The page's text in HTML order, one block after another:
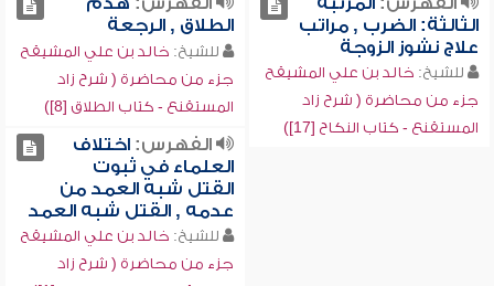
الثالثة: الضرب , مراتب
علاج نشوز الزوجة
للشيخ: خالد بن علي المشيقح
جزء من محاضرة ( شرح زاد
المستقنع - كتاب النكاح [17])
الطلاق , الرجعة
للشيخ: خالد بن علي المشيقح
جزء من محاضرة ( شرح زاد
المستقنع - كتاب الطلاق [8])
الفهرس:اختلاف
العلماء في ثبوت
القتل شبه العمد من
عدمه , القتل شبه العمد
للشيخ: خالد بن علي المشيقح
جزء من محاضرة ( شرح زاد